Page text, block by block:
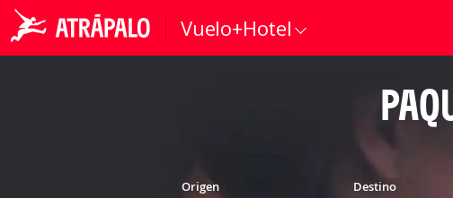
Vuelo+Hotel
Origen Destino